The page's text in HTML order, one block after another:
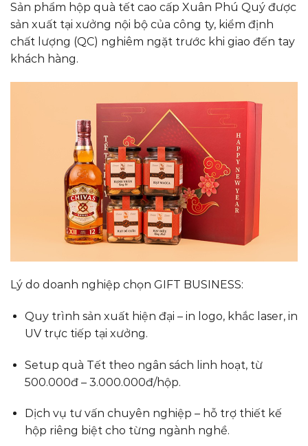
Sản phẩm hộp quà tết cao cấp Xuân Phú Quý được
sản xuất tại xưởng nội bộ của công ty, kiểm định
chất lượng (QC) nghiêm ngặt trước khi giao đến tay
khách hàng.
Lý do doanh nghiệp chọn GIFT BUSINESS:
Quy trình sản xuất hiện đại – in logo, khắc laser, in
UV trực tiếp tại xưởng.
Setup quà Tết theo ngân sách linh hoạt, từ
500.000đ – 3.000.000đ/hộp.
Dịch vụ tư vấn chuyên nghiệp – hỗ trợ thiết kế
hộp riêng biệt cho từng ngành nghề.